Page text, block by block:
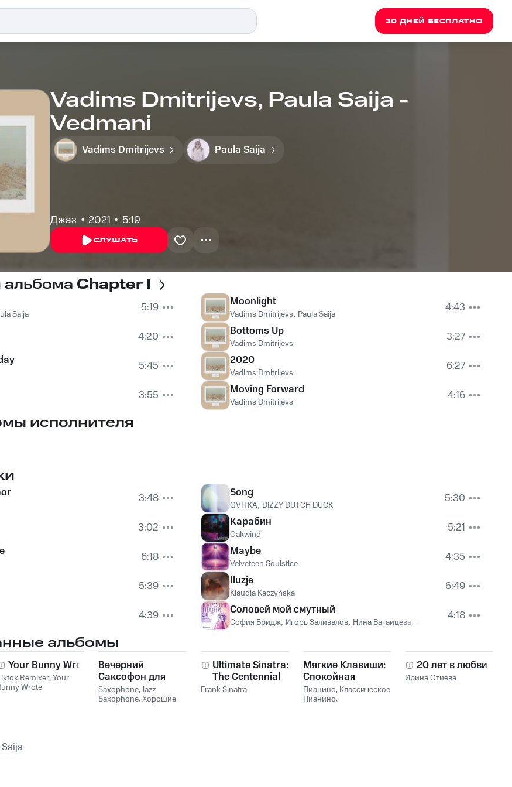
30 ДНЕЙ БЕСПЛАТНО
Vadims Dmitrijevs, Paula Saija -
Vedmani
Vadims Dmitrijevs Paula Saija
Джаз 2021 5:19
СЛУШАТЬ
альбома Chapter I
Saija
5:19
4:20
5:45
3:55
Moonlight
Vadims Dmitrijevs, Paula Saija
4:43
Bottoms Up
Vadims Dmitrijevs
3:27
2020
Vadims Dmitrijevs
6:27
Moving Forward
Vadims Dmitrijevs 4:16
исполнителя
3:48
3:02
6:18
5:39
4:39
Song
QVITKA, DIZZY DUTCH DUCK
5:30
Карабин
Oakwind
5:21
Maybe
Velveteen Soulstice
4:35
Iluzje
Klaudia Kaczyńska
6:49
Соловей мой смутный
София Бридж, Игорь Заливалов, Нина Вагайцева, 4:18
альбомы
Your Bunny Wrote
Remixer,Your
Wrote
Вечерний
Саксофон для
Души (Соло и
Лаунж)
Saxophone,Jazz
Saxophone,Хорошие
Ultimate Sinatra:
The Centennial
Collection
Frank Sinatra
Мягкие Клавиши:
Спокойная
Фортепианная
Музыка
Пианино, Классическое
Пианино,
20 лет в любви
Ирина Отиева